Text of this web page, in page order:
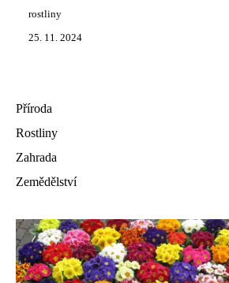
rostliny
25. 11. 2024
Příroda
Rostliny
Zahrada
Zemědělství